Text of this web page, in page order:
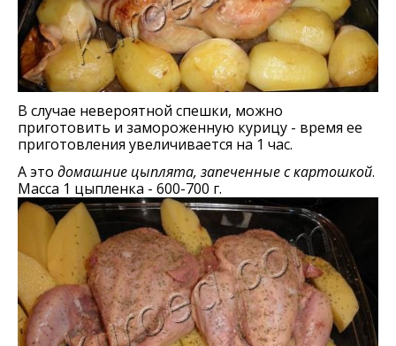
В случае невероятной спешки, можно
приготовить и замороженную курицу - время ее
приготовления увеличивается на 1 час.
А это домашние цыплята, запеченные с картошкой.
Масса 1 цыпленка - 600-700 г.